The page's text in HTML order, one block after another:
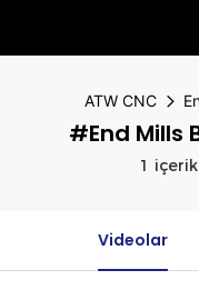
ATW CNC
#End Mills
1 içerik
Videolar